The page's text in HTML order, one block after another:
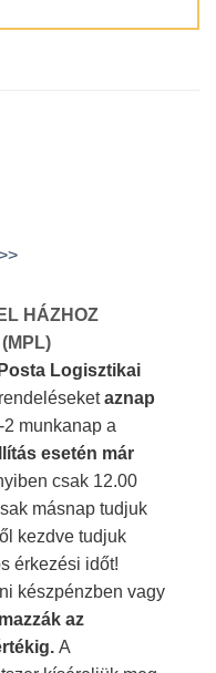
HÁZHOZ
Logisztikai
aznap
munkanap a
esetén már
csak 12.00
másnap tudjuk
kezdve tudjuk
érkezési időt!
készpénzben vagy
az
A